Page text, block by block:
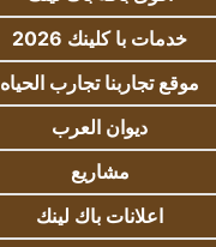
خدمات با كلينك 2026
موقع تجاربنا تجارب الحياه
ديوان العرب
مشاريع
اعلانات باك لينك